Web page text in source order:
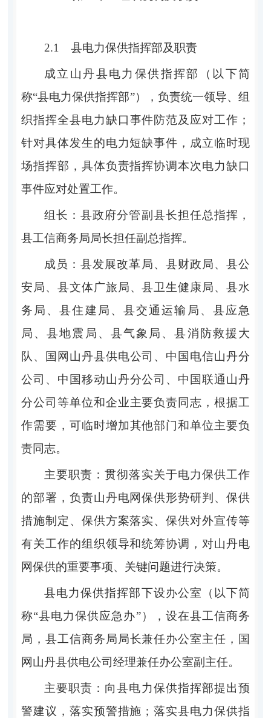
2.1 县电力保供指挥部及职责
成立山丹县电力保供指挥部（ 以下简
称“县电力保供指挥部”）， 负责统一领导、组
织指挥全县电力缺口事件防范及应对工作；
针对具体发生的电力短缺事件，成立临时现
场指挥部，具体负责指挥协调本次电力缺口
事件应对处置工作。
组长：县政府分管副县长担任总指挥 ，
县工信商务局局长担任副 总指挥。
成员：县发展改革 局、 县财政局、县公
安局、 县文体广旅局、县卫生健康局、县水
务局、县住建局 、县交通运输局 、县应急
局 、县地震局 、县气象局 、县消防救援大
队 、 国网山丹县供电公司、 中国电信山丹分
公司 、 中国移动山丹分公司 、 中国联通山丹
分公司等单位和企业主要负责同志 ，根据工
作需要，可临时增加其他部门和单位主要负
责同志。
主要职责：贯彻落实关于电力保供工作
的部署，负责山丹电网保供形势研判、保供
措施制定、保供方案落实、保供对外宣传等
有关工作的组织领导和统筹协调，对山丹电
网保供的重要事项、关键问题进行决策。
县电力保供指挥部下设办公室 （ 以下简
称“县电力保供应急办”） ，设在县工信商务
局 ，县工信商务局 局长兼任办公室主任， 国
网山丹县供电公司经理兼任办公室副主任。
主要职责： 向县电力保供指挥部提出预
警建议，落实预警措施；落实县电力保供指